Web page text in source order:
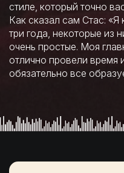
стиле, который точно
Как сказал сам Стас:
три года, некоторые из
очень простые. Моя
отлично провели время
обязательно все